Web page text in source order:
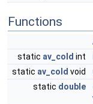
Functions
static av_cold int
static av_cold void
static double